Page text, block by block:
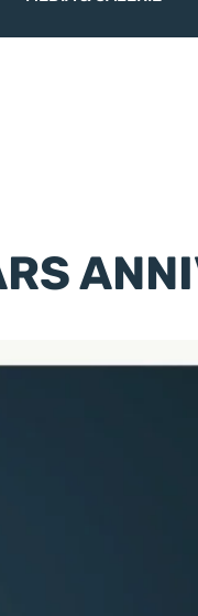
MEDIA & GALERIE